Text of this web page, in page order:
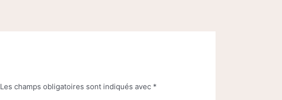
Les champs obligatoires sont indiqués avec *